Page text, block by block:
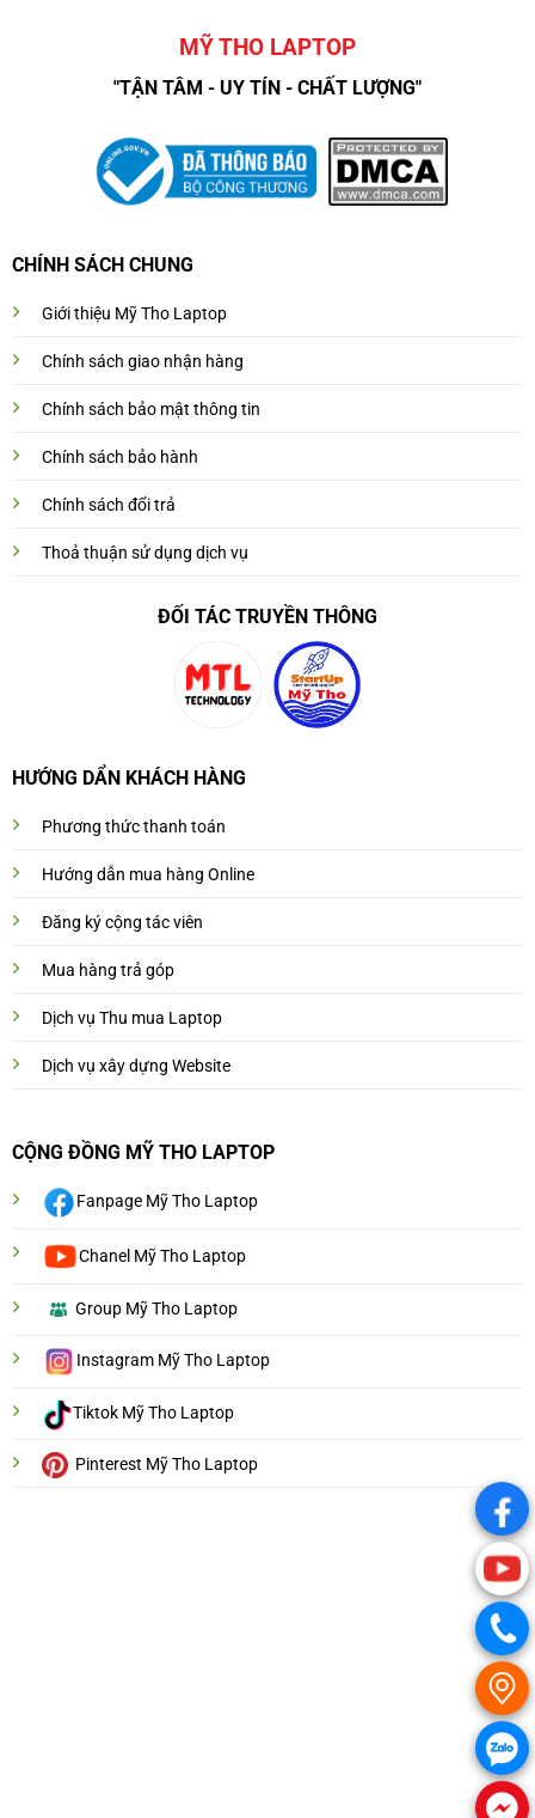
MỸ THO LAPTOP
"TẬN TÂM - UY TÍN - CHẤT LƯỢNG"
CHÍNH SÁCH CHUNG
Giới thiệu Mỹ Tho Laptop
Chính sách giao nhận hàng
Chính sách bảo mật thông tin
Chính sách bảo hành
Chính sách đổi trả
Thoả thuận sử dụng dịch vụ
ĐỐI TÁC TRUYỀN THÔNG
HƯỚNG DẨN KHÁCH HÀNG
Phương thức thanh toán
Hướng dẫn mua hàng Online
Đăng ký cộng tác viên
Mua hàng trả góp
Dịch vụ Thu mua Laptop
Dịch vụ xây dựng Website
CỘNG ĐỒNG MỸ THO LAPTOP
Fanpage Mỹ Tho Laptop
Chanel Mỹ Tho Laptop
Group Mỹ Tho Laptop
Instagram Mỹ Tho Laptop
Tiktok Mỹ Tho Laptop
Pinterest Mỹ Tho Laptop
.
.
.
.
.
.